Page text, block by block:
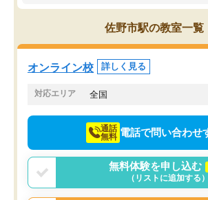
思っていました。何が今足りないのか
を的確に指導いただき、子どももびっ
くりするほど楽しんでやる気を持って
塾を受けています。狙い通り、少しず
つ成績も上がり、苦手意識も無くなっ
てきたので、さらに苦手な数学も追加
でお願いしました。来年の高校受験に
佐野市駅の教室一覧
オンライン校 詳しく見る
対応エリア 全国
通話
無料 電話で問い合わせ
無料体験を申し込む
（リストに追加する）